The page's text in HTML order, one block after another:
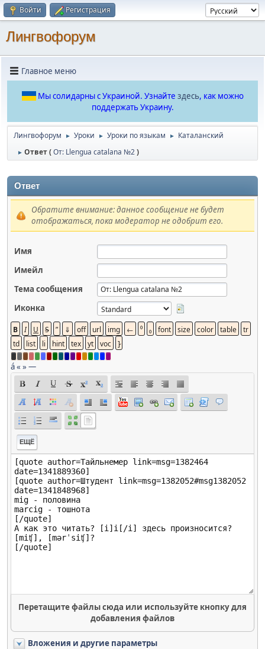
Войти Регистрация
Лингвофорум
Главное меню
Мы солидарны с Украиной. Узнайте здесь, как можно
поддержать Украину.
Лингвофорум ► Уроки ► Уроки по языкам ► Каталанский
► Ответ (От: Llengua catalana №2)
Ответ
Обратите внимание: данное сообщение не будет
отображаться, пока модератор не одобрит его.
Имя
Имейл
Тема сообщения
Иконка
á« »—
ЕЩЁ
Перетащите файлы сюда или используйте кнопку для
добавления файлов
Вложения и другие параметры